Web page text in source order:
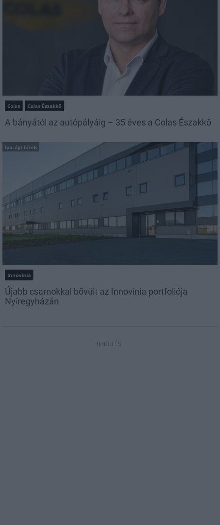
Colas Colas Északkő
A bányától az autópályáig – 35 éves a Colas Északkő
Iparági hírek
Innovinia
Újabb csarnokkal bővült az Innovinia portfoliója
Nyíregyházán
HIRDETÉS